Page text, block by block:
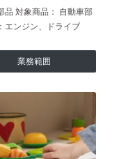
品 対象商品： 自動車部
エンジン、ドライブ
業務範囲